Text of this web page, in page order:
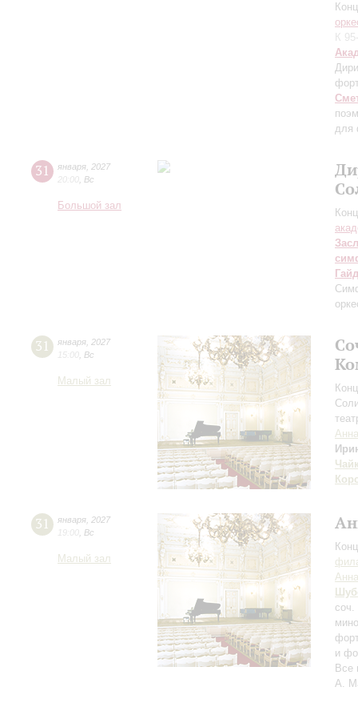
К
для
31 января 2027
20:00 Вс
Большой зал
31 января 2027
15:00 Вс
Малый зал
31 января 2027
19:00 Вс
Малый зал
и
Все
А.